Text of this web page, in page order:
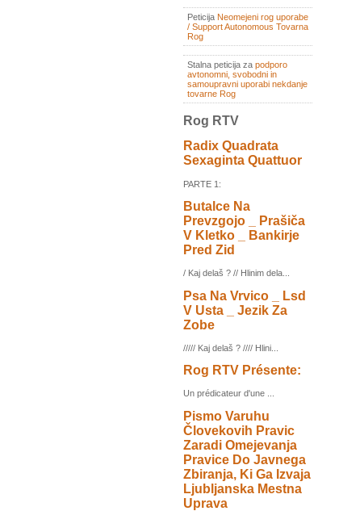
Peticija Neomejeni rog uporabe
/ Support Autonomous Tovarna
Rog
Stalna peticija za podporo
avtonomni, svobodni in
samoupravni uporabi nekdanje
tovarne Rog
Rog RTV
Radix Quadrata
Sexaginta Quattuor
PARTE 1:
Butalce Na
Prevzgojo _ Prašiča
V Kletko _ Bankirje
Pred Zid
/ Kaj delaš ? // Hlinim dela...
Psa Na Vrvico _ Lsd
V Usta _ Jezik Za
Zobe
///// Kaj delaš ? //// Hlini...
Rog RTV Présente:
Un prédicateur d'une ...
Pismo Varuhu
Človekovih Pravic
Zaradi Omejevanja
Pravice Do Javnega
Zbiranja, Ki Ga Izvaja
Ljubljanska Mestna
Uprava